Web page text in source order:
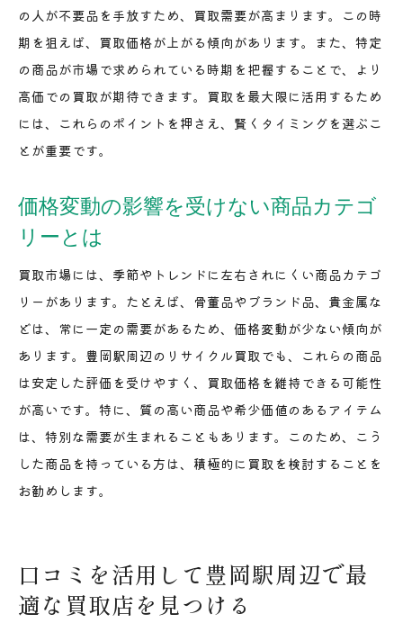
の人が不要品を手放すため、買取需要が高まります。この時
期を狙えば、買取価格が上がる傾向があります。また、特定
の商品が市場で求められている時期を把握することで、より
高価での買取が期待できます。買取を最大限に活用するため
には、これらのポイントを押さえ、賢くタイミングを選ぶこ
とが重要です。
価格変動の影響を受けない商品カテゴ
リーとは
買取市場には、季節やトレンドに左右されにくい商品カテゴ
リーがあります。たとえば、骨董品やブランド品、貴金属な
どは、常に一定の需要があるため、価格変動が少ない傾向が
あります。豊岡駅周辺のリサイクル買取でも、これらの商品
は安定した評価を受けやすく、買取価格を維持できる可能性
が高いです。特に、質の高い商品や希少価値のあるアイテム
は、特別な需要が生まれることもあります。このため、こう
した商品を持っている方は、積極的に買取を検討することを
お勧めします。
口コミを活用して豊岡駅周辺で最
適な買取店を見つける